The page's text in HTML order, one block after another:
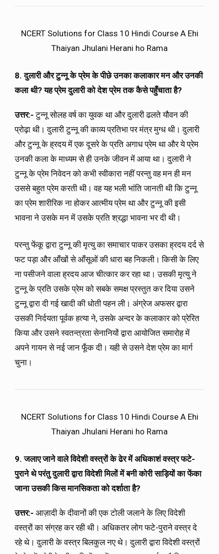
NCERT Solutions for Class 10 Hindi Course A Ehi
Thaiyan Jhulani Herani ho Rama
8. दुलारी और टुन्नू के प्रेम के पीछे उनका कलाकार मन और उनकी
कला थी?यह प्रेम दुलारी को देश प्रेम तक कैसे पहुँचाता है?
उत्तर:-टुन्नू सोलह वर्ष का युवक था और दुलारी ढलते यौवन की
प्रोढ़ा थी। दुलारी टुन्नू की काव्य प्रतिभा पर मंत्र मुग्ध थी। दुलारी
और टुन्नू के ह्रदय में एक दूसरे के प्रति अगाध प्रेम था और ये प्रेम
उनकी कला के माध्यम से ही उनके जीवन में आया था। दुलारी ने
टुन्नू के प्रेम निवेदन को कभी स्वीकारा नहीं परन्तु वह मन ही मन
उससे बहुत प्रेम करती थी। वह यह भली भांति जानती थी कि टुन्नू
का प्रेम शारीरिक ना होकर आत्मीय प्रेम था और टुन्नू की इसी
भावना ने उसके मन में उसके प्रति श्रद्धा भावना भर दी थी।
परन्तु फेंकू द्वारा टुन्नू की मृत्यु का समाचार पाकर उसका ह्रदय दर्द से
फट पड़ा और आँखों से आँसूओं की धारा बह निकली। किसी के लिए
ना पसीजने वाला ह्रदय आज चीत्कार कर रहा था। उसकी मृत्यु ने
टुन्नू के प्रति उसके प्रेम को सबके समक्ष प्रस्तुत कर दिया उसने
टुन्नू द्वारा दी गई खादी की धोती पहन ली। अंग्रेज अफसर द्वारा
उसकी निर्दयता पूर्वक हत्या ने, उसके अन्दर के कलाकार को प्रेरित
किया और उसने स्वतन्त्रता सेनानियों द्वारा आयोजित समारोह में
अपने गायन से नई जान फूँक दी। यही से उसने देश प्रेम का मार्ग
चुना।
NCERT Solutions for Class 10 Hindi Course A Ehi
Thaiyan Jhulani Herani ho Rama
9. जलाए जाने वाले विदेशी वस्त्रों के ढेर में अधिकाशं वस्त्र फटे-
पुराने थे परंतु दुलारी द्वारा विदेशी मिलों में बनी कोरी साड़ियों का फेंका
जाना उसकी किस मानसिकता को दर्शाता है?
उत्तर:- आज़ादी के दीवानों की एक टोली जलाने के लिए विदेशी
वस्त्रों का संग्रह कर रही थी। अधिकतर लोग फटे-पुराने वस्त्र दे
रहे थे। दुलारी के वस्त्र बिलकुल नए थे। दुलारी द्वारा विदेशी वस्त्रों